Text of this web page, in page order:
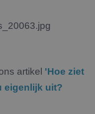
artikel 'Hoe ziet
eigenlijk uit?